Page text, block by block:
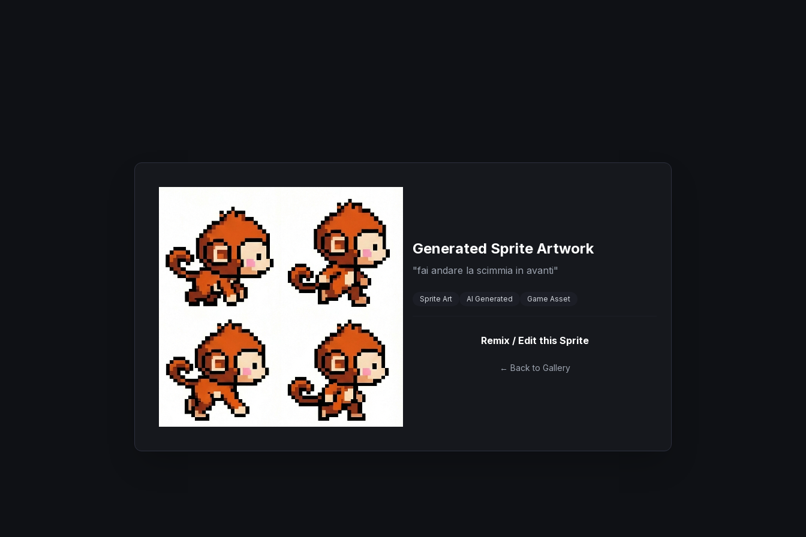
Generated Sprite Artwork
"fai andare la scimmia in avanti"
Sprite Art AI Generated Game Asset
Remix / Edit this Sprite
← Back to Gallery